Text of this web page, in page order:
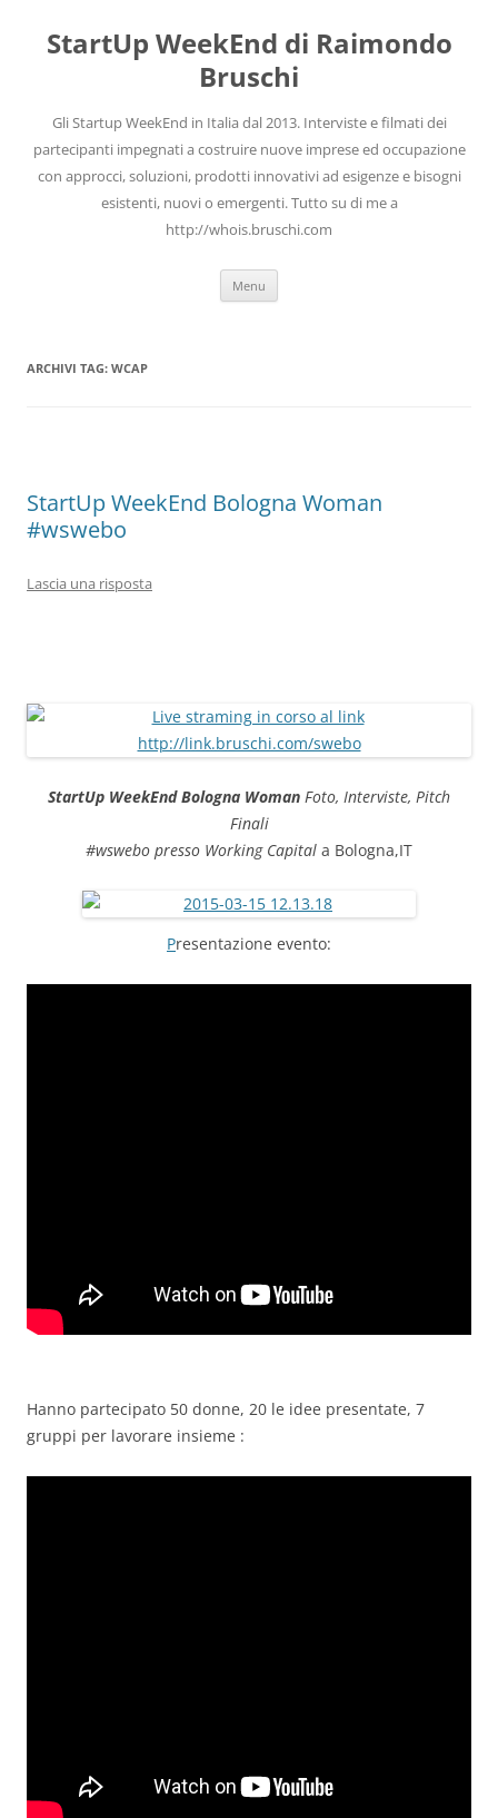
contenuto
StartUp WeekEnd di Raimondo
Bruschi
Gli Startup WeekEnd in Italia dal 2013. Interviste e filmati dei
partecipanti impegnati a costruire nuove imprese ed occupazione
con approcci, soluzioni, prodotti innovativi ad esigenze e bisogni
esistenti, nuovi o emergenti. Tutto su di me a
http://whois.bruschi.com
Menu
ARCHIVI TAG: WCAP
StartUp WeekEnd Bologna Woman
#wswebo
Lascia una risposta
StartUp WeekEnd Bologna Woman Foto, Interviste, Pitch
Finali
#wswebo presso Working Capital a Bologna,IT
Presentazione evento:
Hanno partecipato 50 donne, 20 le idee presentate, 7
gruppi per lavorare insieme :